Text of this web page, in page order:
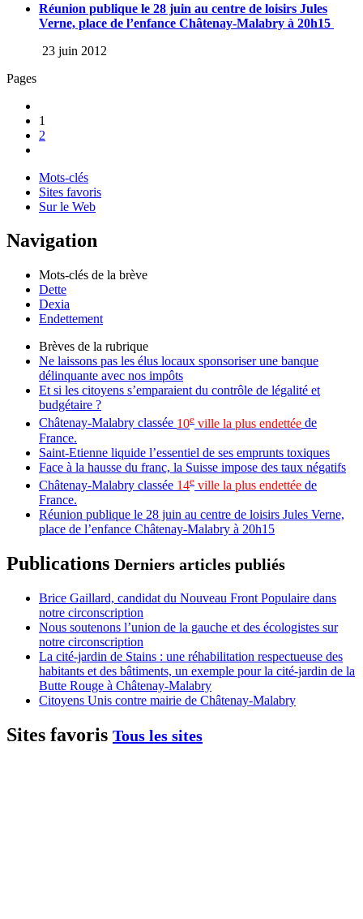
Réunion publique le 28 juin au centre de loisirs Jules
Verne, place de l’enfance Châtenay-Malabry à 20h15
23 juin 2012
Pages
1
2
Mots-clés
Sites favoris
Sur le Web
Navigation
Mots-clés de la brève
Dette
Dexia
Endettement
Brèves de la rubrique
Ne laissons pas les élus locaux sponsoriser une banque
délinquante avec nos impôts
Et si les citoyens s’emparaient du contrôle de légalité et
budgétaire ?
Châtenay-Malabry classée 10e ville la plus endettée de
France.
Saint-Etienne liquide l’essentiel de ses emprunts toxiques
Face à la hausse du franc, la Suisse impose des taux négatifs
Châtenay-Malabry classée 14e ville la plus endettée de
France.
Réunion publique le 28 juin au centre de loisirs Jules Verne,
place de l’enfance Châtenay-Malabry à 20h15
Publications Derniers articles publiés
Brice Gaillard, candidat du Nouveau Front Populaire dans
notre circonscription
Nous soutenons l’union de la gauche et des écologistes sur
notre circonscription
La cité-jardin de Stains : une réhabilitation respectueuse des
habitants et des bâtiments, un exemple pour la cité-jardin de la
Butte Rouge à Châtenay-Malabry
Citoyens Unis contre mairie de Châtenay-Malabry
Sites favoris Tous les sites